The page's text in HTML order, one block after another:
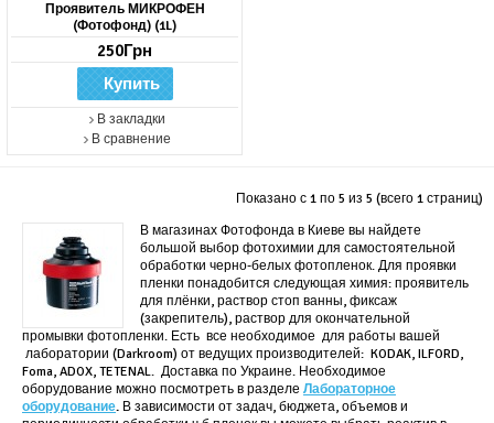
Проявитель МИКРОФЕН
(Фотофонд) (1L)
250Грн
В закладки
В сравнение
Показано с 1 по 5 из 5 (всего 1 страниц)
В магазинах Фотофонда в Киеве вы найдете
большой выбор фотохимии для самостоятельной
обработки черно-белых фотопленок. Для проявки
пленки понадобится следующая химия: проявитель
для плёнки, раствор стоп ванны, фиксаж
(закрепитель), раствор для окончательной
промывки фотопленки. Есть все необходимое для работы вашей
лаборатории (Darkroom) от ведущих производителей: KODAK, ILFORD,
Foma, ADOX, TETENAL. Доставка по Украине. Необходимое
оборудование можно посмотреть в разделе Лабораторное
оборудование. В зависимости от задач, бюджета, объемов и